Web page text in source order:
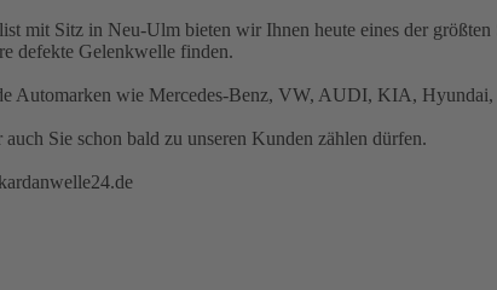
mit Sitz in Neu-Ulm bieten wir Ihnen heute eines der
defekte Gelenkwelle finden.
Automarken wie Mercedes-Benz, VW, AUDI, KIA,
Sie schon bald zu unseren Kunden zählen dürfen.